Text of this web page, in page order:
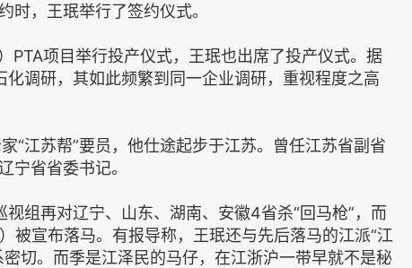
时，王珉举行了签约仪式。
PTA项目举行投产仪式，王珉也出席了投产仪式。据
调研，其如此频繁到同一企业调研，重视程度之高
“江苏帮”要员，他仕途起步于江苏。曾任江苏省副省
宁省省委书记。
组再对辽宁、山东、湖南、安徽4省杀“回马枪”，而
被宣布落马。有报导称，王珉还与先后落马的江派“江
切。而季是江泽民的马仔，在江浙沪一带早就不是秘